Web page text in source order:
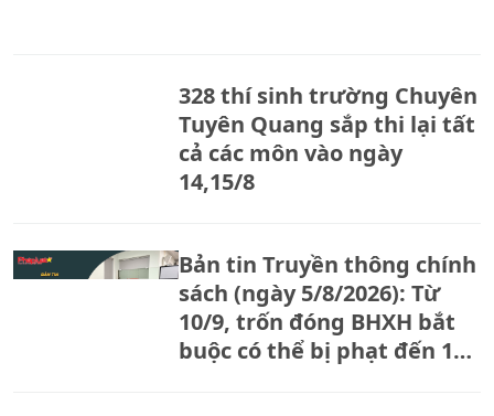
328 thí sinh trường Chuyên
Tuyên Quang sắp thi lại tất
cả các môn vào ngày
14,15/8
Bản tin Truyền thông chính
sách (ngày 5/8/2026): Từ
10/9, trốn đóng BHXH bắt
buộc có thể bị phạt đến 150